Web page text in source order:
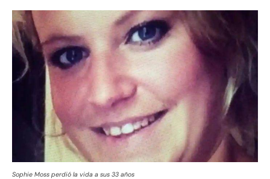
Sophie Moss perdió la vida a sus 33 años